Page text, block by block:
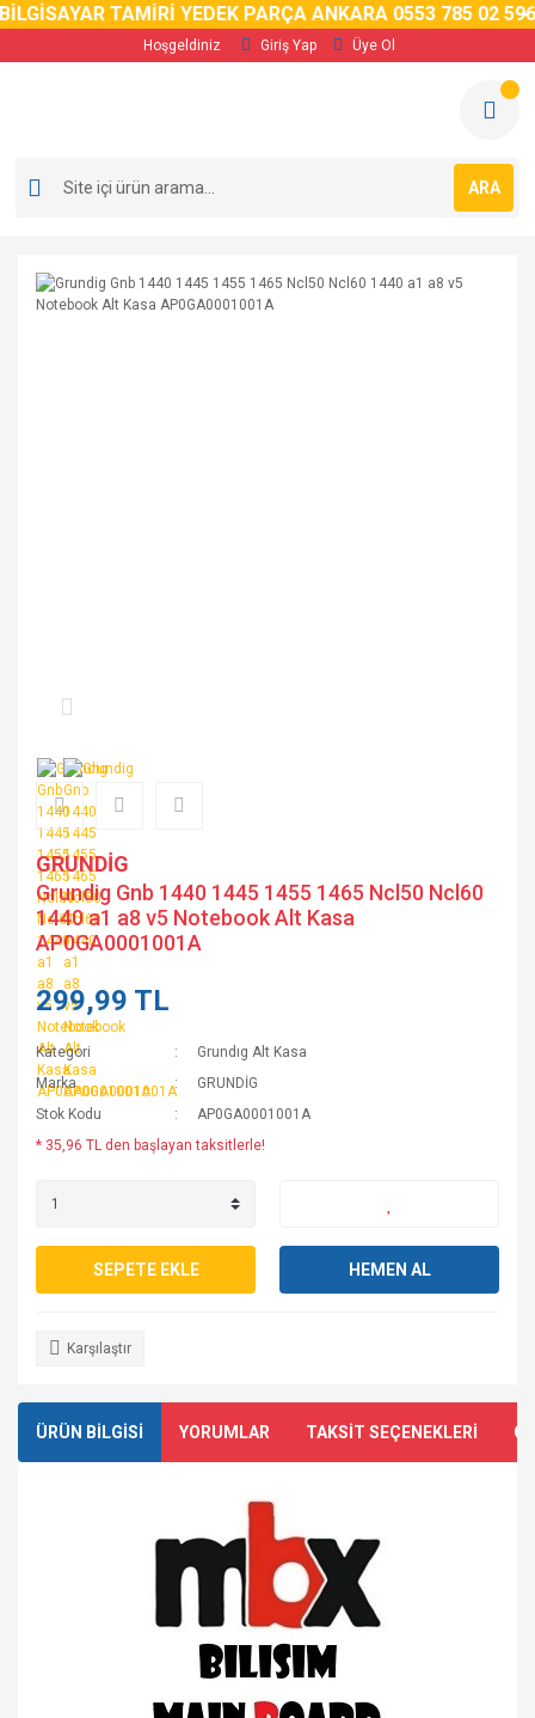
TAMİRİ YEDEK PARÇA ANKARA 0553 785 02 596
Hoşgeldiniz Giriş Yap Üye Ol
ARA
GRUNDİG
Grundig Gnb 1440 1445 1455 1465 Ncl50 Ncl60
1440 a1 a8 v5 Notebook Alt Kasa
AP0GA0001001A
299,99 TL
Kategori
Grundıg Alt Kasa
Marka
GRUNDİG
Stok Kodu
AP0GA0001001A
* 35,96 TL den başlayan taksitlerle!
SEPETE EKLE HEMEN AL
Karşılaştır
ÜRÜN BİLGİSİ YORUMLAR TAKSİT SEÇENEKLERİ